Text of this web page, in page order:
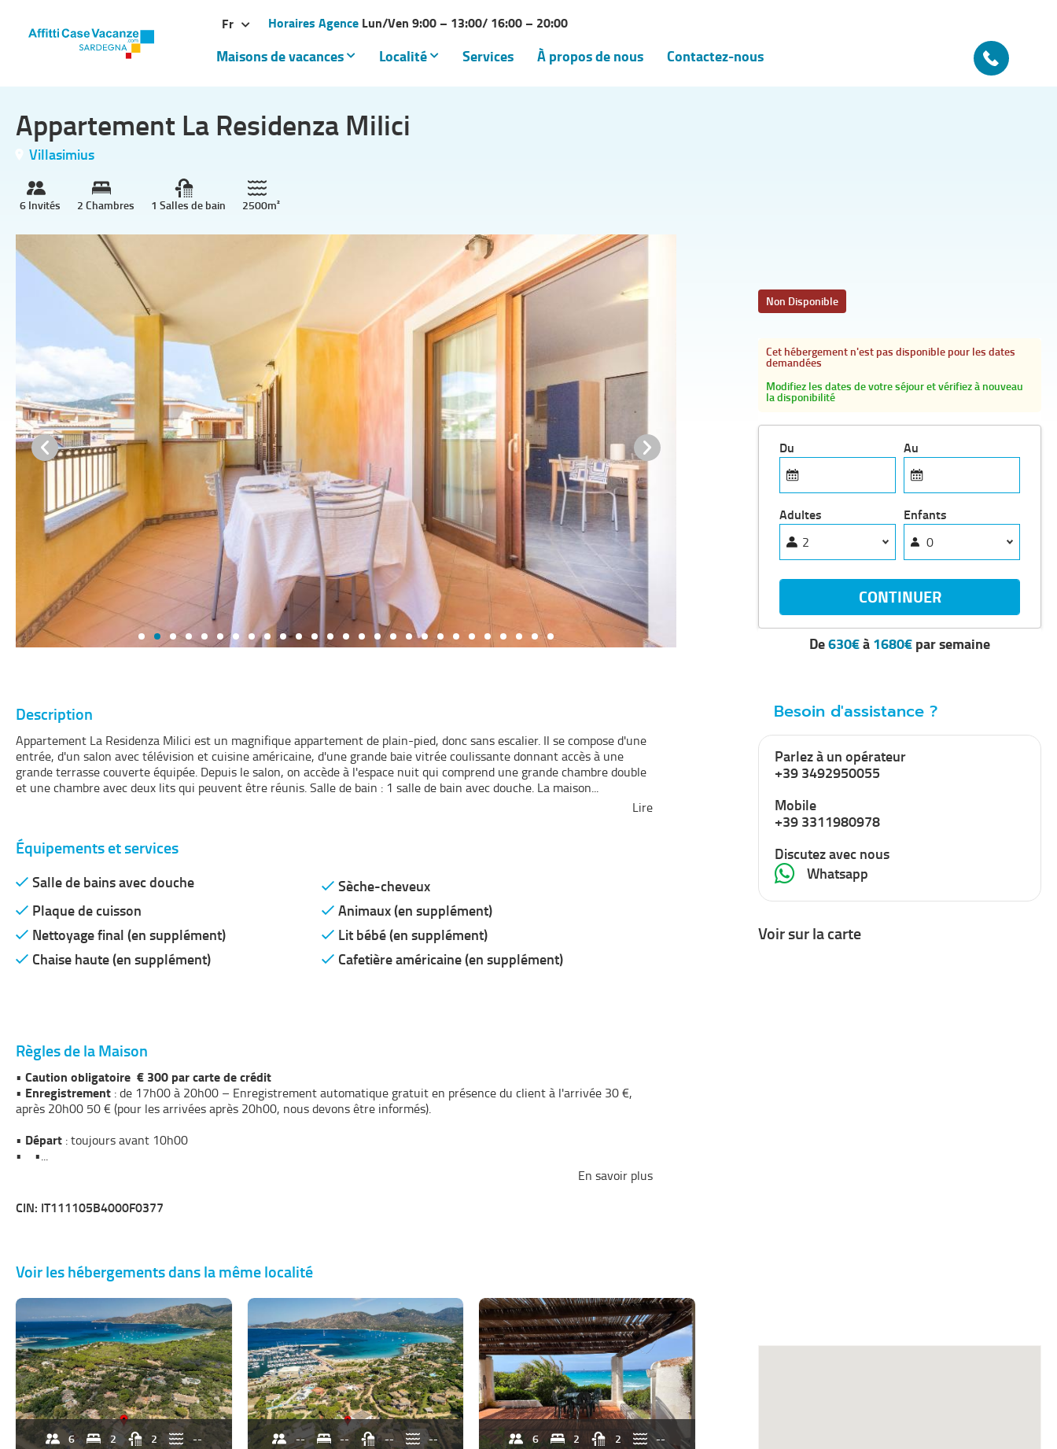
Fr Horaires Agence Lun/Ven 9:00 – 13:00/ 16:00 – 20:00
Maisons de vacances Localité Services À propos de nous Contactez-nous
Appartement La Residenza Milici
Villasimius
6 Invités 2 Chambres 1 Salles de bain 2500m²
Non Disponible
Cet hébergement n'est pas disponible pour les dates
demandées
Modifiez les dates de votre séjour et vérifiez à nouveau
la disponibilité
Du Au
Adultes Enfants
De630€à1680€par semaine
Description
Appartement La Residenza Milici est un magnifique appartement de plain-pied, donc sans escalier. Il se compose d'une
entrée, d'un salon avec télévision et cuisine américaine, d'une grande baie vitrée coulissante donnant accès à une
grande terrasse couverte équipée. Depuis le salon, on accède à l'espace nuit qui comprend une grande chambre double
et une chambre avec deux lits qui peuvent être réunis. Salle de bain : 1 salle de bain avec douche. La maison...
Lire
Équipements et services
Salle de bains avec douche
Sèche-cheveux
Plaque de cuisson
Animaux (en supplément)
Nettoyage final (en supplément)
Lit bébé (en supplément)
Chaise haute (en supplément)
Cafetière américaine (en supplément)
Règles de la Maison
• Caution obligatoire € 300 par carte de crédit
• Enregistrement : de 17h00 à 20h00 – Enregistrement automatique gratuit en présence du client à l'arrivée 30 €,
après 20h00 50 € (pour les arrivées après 20h00, nous devons être informés).
• Départ : toujours avant 10h00
• •...
En savoir plus
CIN: IT111105B4000F0377
Voir les hébergements dans la même localité
6 2 2 -- -- -- -- -- 6 2 2 --
Besoin d'assistance ?
Parlez à un opérateur
+39 3492950055
Mobile
+39 3311980978
Discutez avec nous
Whatsapp
Voir sur la carte